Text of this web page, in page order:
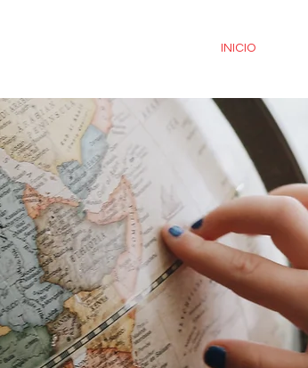
INICIO